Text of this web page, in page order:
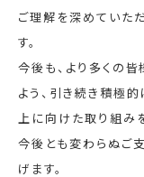
ご理解を深めていた
す。
今後も、より多くの
よう、引き続き積極
上に向けた取り組み
今後とも変わらぬご
げます。